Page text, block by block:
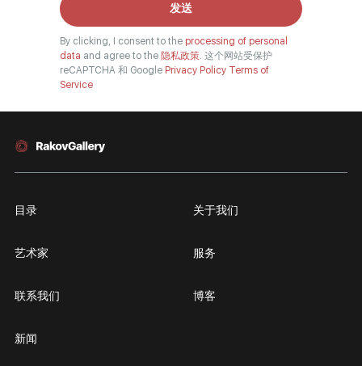
发送
By clicking, I consent to the processing of personal
data and agree to the 隐私政策. 这个网站受保护
reCAPTCHA 和 Google Privacy Policy Terms of
Service
目录
艺术家
联系我们
新闻
关于我们
服务
博客